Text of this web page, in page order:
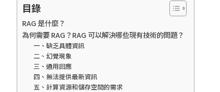
目錄
RAG 是什麼？
為何需要 RAG？RAG 可以解決哪些現有技術的問題？
一、缺乏具體資訊
二、幻覺現象
三、通用回應
四、無法提供最新資訊
五、計算資源和儲存空間的需求